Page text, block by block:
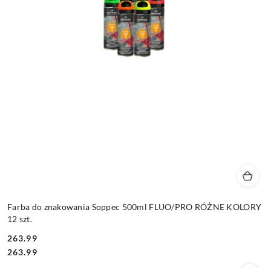
Farba do znakowania Soppec 500ml FLUO/PRO RÓŻNE KOLORY
12 szt.
Cena:
263.99
Cena:
263.99